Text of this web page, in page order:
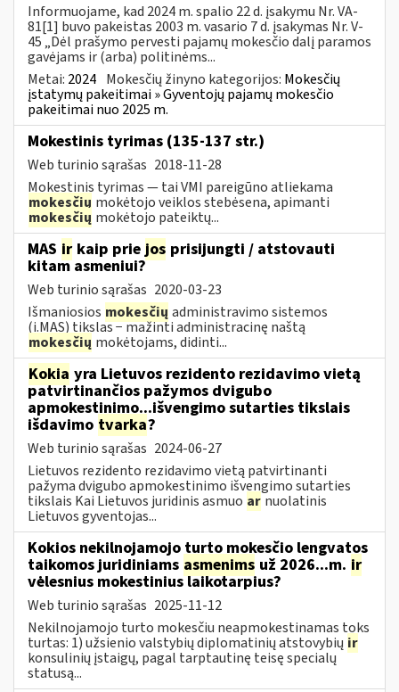
Informuojame, kad 2024 m. spalio 22 d. įsakymu Nr. VA-
81[1] buvo pakeistas 2003 m. vasario 7 d. įsakymas Nr. V-
45 „Dėl prašymo pervesti pajamų mokesčio dalį paramos
gavėjams ir (arba) politinėms...
Metai: 2024 Mokesčių žinyno kategorijos: Mokesčių
įstatymų pakeitimai » Gyventojų pajamų mokesčio
pakeitimai nuo 2025 m.
Mokestinis tyrimas (135-137 str.)
Web turinio sąrašas 2018-11-28
Mokestinis tyrimas — tai VMI pareigūno atliekama
mokesčių mokėtojo veiklos stebėsena, apimanti
mokesčių mokėtojo pateiktų...
MAS ir kaip prie jos prisijungti / atstovauti
kitam asmeniui?
Web turinio sąrašas 2020-03-23
Išmaniosios mokesčių administravimo sistemos
(i.MAS) tikslas − mažinti administracinę naštą
mokesčių mokėtojams, didinti...
Kokia yra Lietuvos rezidento rezidavimo vietą
patvirtinančios pažymos dvigubo
apmokestinimo...išvengimo sutarties tikslais
išdavimo tvarka?
Web turinio sąrašas 2024-06-27
Lietuvos rezidento rezidavimo vietą patvirtinanti
pažyma dvigubo apmokestinimo išvengimo sutarties
tikslais Kai Lietuvos juridinis asmuo ar nuolatinis
Lietuvos gyventojas...
Kokios nekilnojamojo turto mokesčio lengvatos
taikomos juridiniams asmenims už 2026...m. ir
vėlesnius mokestinius laikotarpius?
Web turinio sąrašas 2025-11-12
Nekilnojamojo turto mokesčiu neapmokestinamas toks
turtas: 1) užsienio valstybių diplomatinių atstovybių ir
konsulinių įstaigų, pagal tarptautinę teisę specialų
statusą...